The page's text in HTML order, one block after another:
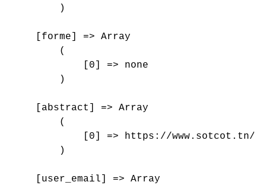
        )
    [forme] => Array
        (
            [0] => none
        )
    [abstract] => Array
        (
[0] => https://www.sotcot.tn/
        )
    [user_email] => Array